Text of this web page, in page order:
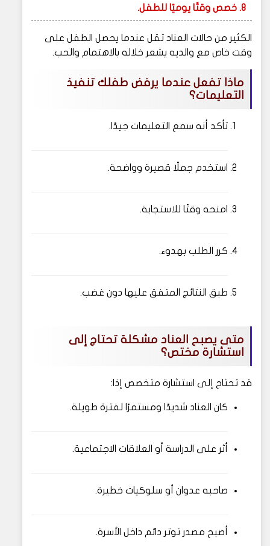
8. خصص وقتًا يوميًا للطفل.
الكثير من حالات العناد تقل عندما يحصل الطفل على
وقت خاص مع والديه يشعر خلاله بالاهتمام والحب.
ماذا تفعل عندما يرفض طفلك تنفيذ
التعليمات؟
تأكد أنه سمع التعليمات جيدًا.
استخدم جملًا قصيرة وواضحة.
امنحه وقتًا للاستجابة.
كرر الطلب بهدوء.
طبق النتائج المتفق عليها دون غضب.
متى يصبح العناد مشكلة تحتاج إلى
استشارة مختص؟
قد تحتاج إلى استشارة متخصص إذا:
كان العناد شديدًا ومستمرًا لفترة طويلة.
أثر على الدراسة أو العلاقات الاجتماعية.
صاحبه عدوان أو سلوكيات خطيرة.
أصبح مصدر توتر دائم داخل الأسرة.